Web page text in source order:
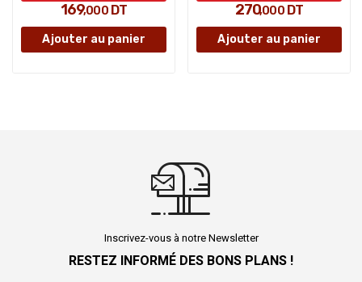
169,000DT
Ajouter au panier
270,000DT
Ajouter au panier
Inscrivez-vous à notre Newsletter
RESTEZ INFORMÉ DES BONS PLANS !